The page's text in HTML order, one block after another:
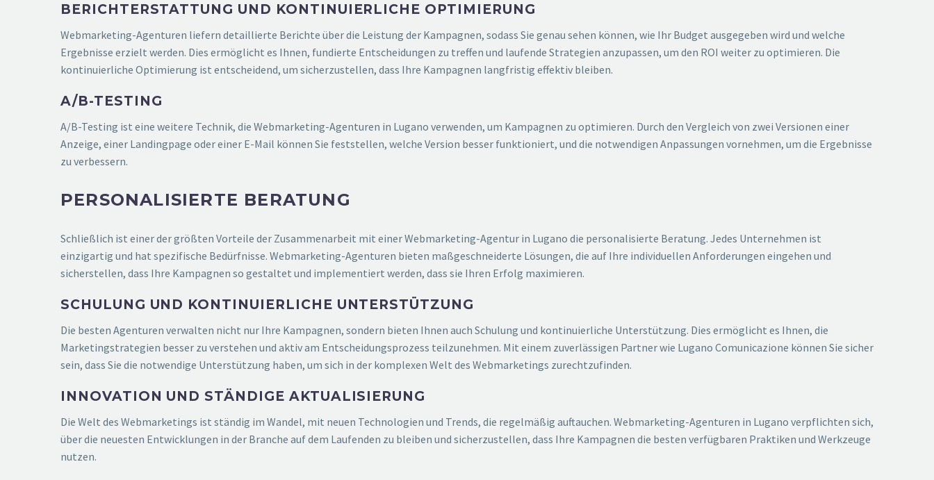
BERICHTERSTATTUNG UND KONTINUIERLICHE OPTIMIERUNG
Webmarketing-Agenturen liefern detaillierte Berichte über die Leistung der Kampagnen, sodass Sie genau sehen können, wie Ihr Budget ausgegeben wird und welche
Ergebnisse erzielt werden. Dies ermöglicht es Ihnen, fundierte Entscheidungen zu treffen und laufende Strategien anzupassen, um den ROI weiter zu optimieren. Die
kontinuierliche Optimierung ist entscheidend, um sicherzustellen, dass Ihre Kampagnen langfristig effektiv bleiben.
A/B-TESTING
A/B-Testing ist eine weitere Technik, die Webmarketing-Agenturen in Lugano verwenden, um Kampagnen zu optimieren. Durch den Vergleich von zwei Versionen einer
Anzeige, einer Landingpage oder einer E-Mail können Sie feststellen, welche Version besser funktioniert, und die notwendigen Anpassungen vornehmen, um die Ergebnisse
zu verbessern.
PERSONALISIERTE BERATUNG
Schließlich ist einer der größten Vorteile der Zusammenarbeit mit einer Webmarketing-Agentur in Lugano die personalisierte Beratung. Jedes Unternehmen ist
einzigartig und hat spezifische Bedürfnisse. Webmarketing-Agenturen bieten maßgeschneiderte Lösungen, die auf Ihre individuellen Anforderungen eingehen und
sicherstellen, dass Ihre Kampagnen so gestaltet und implementiert werden, dass sie Ihren Erfolg maximieren.
SCHULUNG UND KONTINUIERLICHE UNTERSTÜTZUNG
Die besten Agenturen verwalten nicht nur Ihre Kampagnen, sondern bieten Ihnen auch Schulung und kontinuierliche Unterstützung. Dies ermöglicht es Ihnen, die
Marketingstrategien besser zu verstehen und aktiv am Entscheidungsprozess teilzunehmen. Mit einem zuverlässigen Partner wie Lugano Comunicazione können Sie sicher
sein, dass Sie die notwendige Unterstützung haben, um sich in der komplexen Welt des Webmarketings zurechtzufinden.
INNOVATION UND STÄNDIGE AKTUALISIERUNG
Die Welt des Webmarketings ist ständig im Wandel, mit neuen Technologien und Trends, die regelmäßig auftauchen. Webmarketing-Agenturen in Lugano verpflichten sich,
über die neuesten Entwicklungen in der Branche auf dem Laufenden zu bleiben und sicherzustellen, dass Ihre Kampagnen die besten verfügbaren Praktiken und Werkzeuge
nutzen.